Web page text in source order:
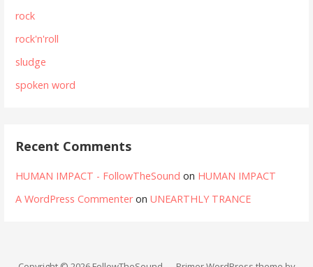
rock
rock'n'roll
sludge
spoken word
Recent Comments
HUMAN IMPACT - FollowTheSound on HUMAN IMPACT
A WordPress CommenteronUNEARTHLY TRANCE